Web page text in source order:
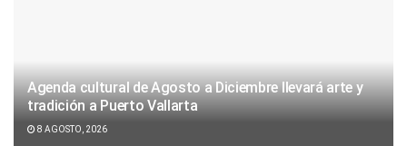
Agenda cultural de Agosto a Diciembre llevará arte y
tradición a Puerto Vallarta
8 AGOSTO, 2026